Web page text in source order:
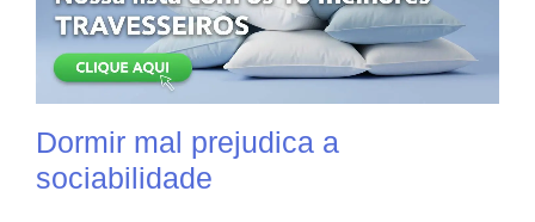
Dormir mal prejudica a
sociabilidade